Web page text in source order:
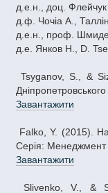
д.е.н., доц. Флейчук
д.ф. Чочіа А.,
д.е.н., проф.
д.e. Янков Н., D.
Tsyganov, S., & Sizonenko, V. (2015). Інноваційна модернізація економіки як основа реалізації національних економічних інтересів. Вісник
Завантажити
Falko, Y. (2015). Науково-теоретичні засади розвитку глобальної інформатизації туристичного бізнесу. Вісник Дніпропетровського університету.
Серія: Менеджмент
Завантажити
Slivenko, V., & Slivenko, A. (2015). Інновації у стратегічному управлінні в правоохоронній сфері у період реформування. Вісник